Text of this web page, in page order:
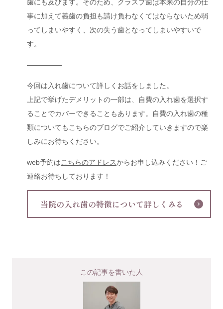
歯にも及びます。そのため、クラスプ歯は本来の自分の仕
事に加えて義歯の負担も請け負わなくてはならないため弱
ってしまいやすく、次の失う歯となってしまいやすいで
す。
―――――
今回は入れ歯について詳しくお話をしました。
上記で挙げたデメリットの一部は、自費の入れ歯を選択す
ることでカバーできることもあります。自費の入れ歯の種
類についてもこちらのブログでご紹介していきますので楽
しみにお待ちください。
web予約はこちらのアドレスからお申し込みください！ご
連絡お待ちしております！
当院の入れ歯の特徴について詳しくみる
この記事を書いた人